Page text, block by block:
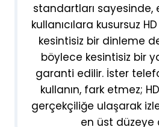
standartları sayesinde,
kullanıcılara kusursuz
kesintisiz bir dinleme
böylece kesintisiz bir
garanti edilir. İster
kullanın, fark etmez;
gerçekçiliğe ulaşarak
en üst düzeye